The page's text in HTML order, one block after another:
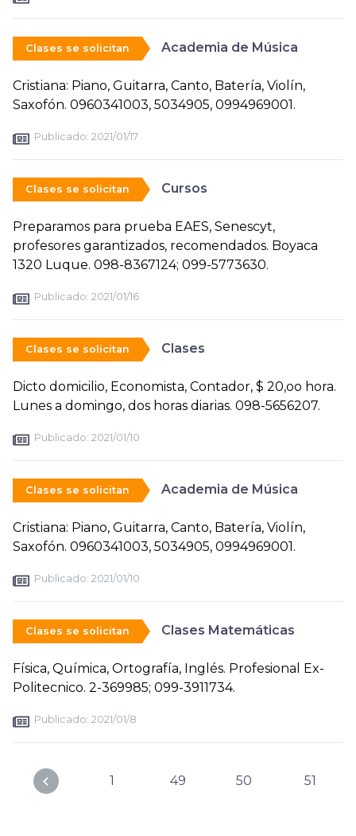
Clases se solicitan Academia de Música
Cristiana: Piano, Guitarra, Canto, Batería, Violín,
Saxofón. 0960341003, 5034905, 0994969001.
Publicado: 2021/01/17
Clases se solicitan Cursos
Preparamos para prueba EAES, Senescyt,
profesores garantizados, recomendados. Boyaca
1320 Luque. 098-8367124; 099-5773630.
Publicado: 2021/01/16
Clases se solicitan Clases
Dicto domicilio, Economista, Contador, $ 20,oo hora.
Lunes a domingo, dos horas diarias. 098-5656207.
Publicado: 2021/01/10
Clases se solicitan Academia de Música
Cristiana: Piano, Guitarra, Canto, Batería, Violín,
Saxofón. 0960341003, 5034905, 0994969001.
Publicado: 2021/01/10
Clases se solicitan Clases Matemáticas
Física, Química, Ortografía, Inglés. Profesional Ex-
Politecnico. 2-369985; 099-3911734.
Publicado: 2021/01/8
1 49 50 51